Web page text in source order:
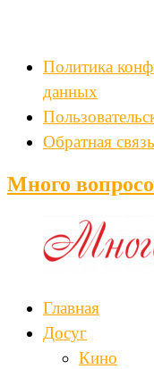
Политика
данных
Обратная связь
Много
Главная
Досуг
Кино